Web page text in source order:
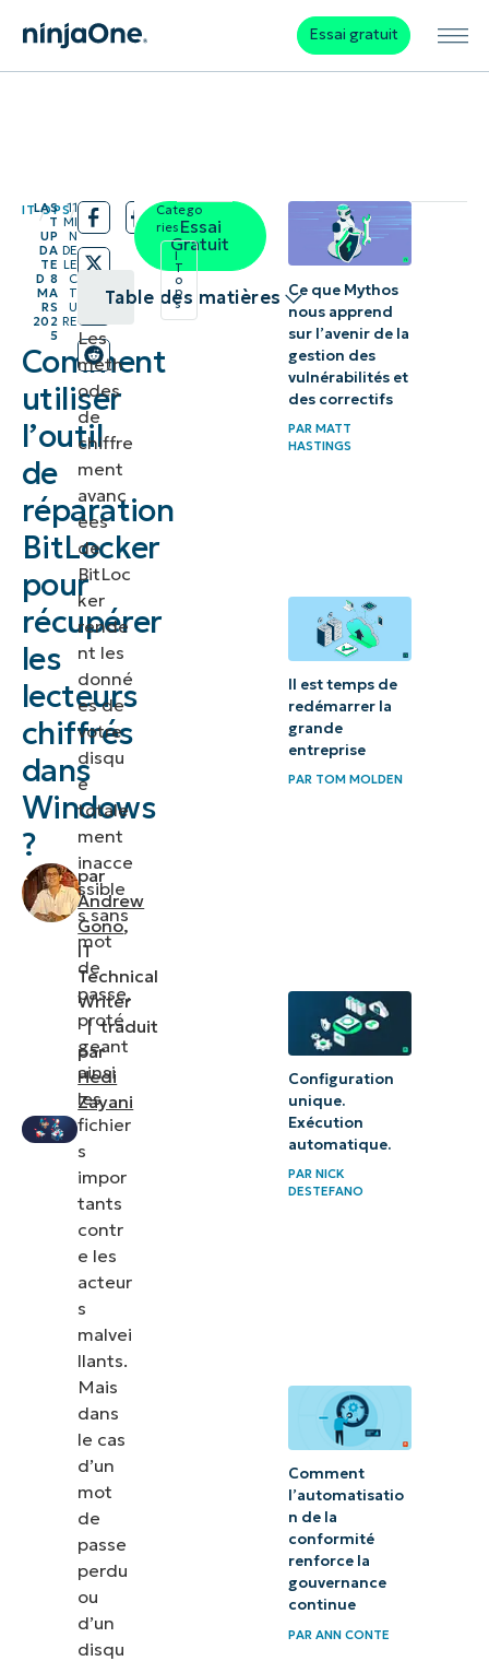
Essai gratuit
IT OPS
/
LAS
T
UP
DA
TE
D 8
MA
RS
202
5
/
11
MI
N
DE
LE
C
T
U
RE
Comment
utiliser
l’outil
de
réparation
BitLocker
pour
récupérer
les
lecteurs
chiffrés
dans
Windows
?
par
Andrew
Gono,
IT
Technical
Writer
|traduit
par
Hedi
Zayani
Table des matières
préalables
l’utilisation
de
BitLocker
réparer un
chiffré
Comment
l’outil de
BitLocker
(guide
étape par
Comprendre
l’outil de
BitLocker
à la
chiffrés
Les
méth
odes
de
chiffre
ment
avanc
ées
de
BitLoc
ker
rende
nt les
donné
es de
votre
disqu
e
totale
ment
inacce
ssible
s sans
mot
de
passe,
proté
geant
ainsi
les
fichier
s
impor
tants
contr
e les
acteur
s
malvei
llants.
Mais
dans
le cas
d’un
mot
de
passe
perdu
ou
d’un
disqu
Essai
Gratuit
Catego
ries:
I
T
o
p
s
Ce que Mythos
nous apprend
sur l’avenir de la
gestion des
vulnérabilités et
des correctifs
PAR MATT
HASTINGS
Il est temps de
redémarrer la
grande
entreprise
PAR TOM MOLDEN
Configuration
unique.
Exécution
automatique.
PAR NICK
DESTEFANO
Comment
l’automatisatio
n de la
conformité
renforce la
gouvernance
continue
PAR ANN CONTE